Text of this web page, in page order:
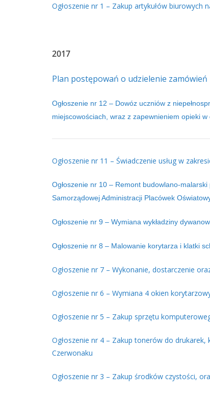
Ogłoszenie nr 1 – Zakup artykułów
2017
Plan postępowań o udzielenie zamówień
Ogłoszenie nr 12 – Dowóz uczniów z
miejscowościach, wraz z zapewnieniem opieki
Ogłoszenie nr 11 – Świadczenie usług w
Ogłoszenie nr 10 – Remont budowlano-
Samorządowej Administracji Placówek
Ogłoszenie nr 9 – Wymiana wykładziny
Ogłoszenie nr 8 – Malowanie korytarza i klatki
Ogłoszenie nr 7 – Wykonanie, dostarczenie
Ogłoszenie nr 6 – Wymiana 4 okien
Ogłoszenie nr 5 – Zakup sprzętu
Ogłoszenie nr 4 – Zakup tonerów do
Czerwonaku
Ogłoszenie nr 3 – Zakup środków czystości,